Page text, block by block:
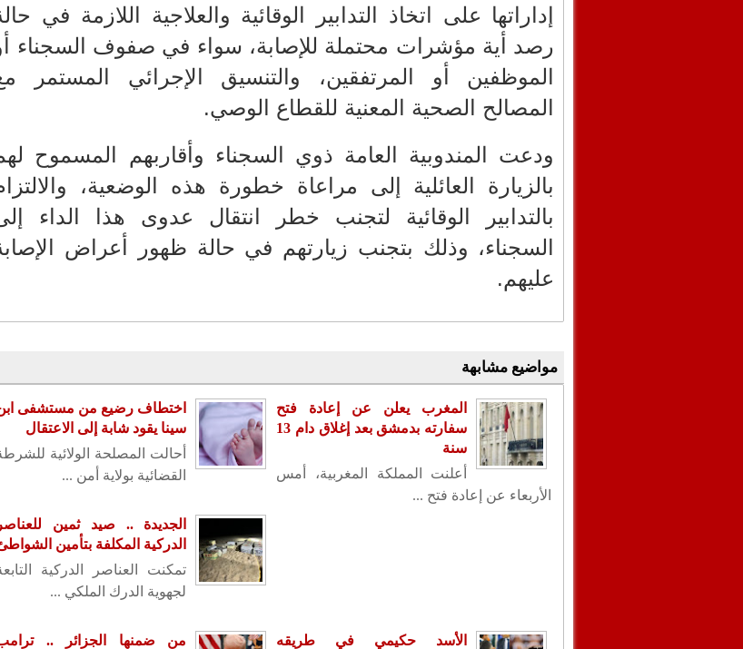
إداراتها على اتخاذ التدابير الوقائية والعلاجية اللازمة في
رصد أية مؤشرات محتملة للإصابة، سواء في صفوف السجناء
الموظفين أو المرتفقين، والتنسيق الإجرائي المستمر
المصالح الصحية المعنية للقطاع الوصي.
ودعت المندوبية العامة ذوي السجناء وأقاربهم المسموح
بالزيارة العائلية إلى مراعاة خطورة هذه الوضعية،
بالتدابير الوقائية لتجنب خطر انتقال عدوى هذا الداء
السجناء، وذلك بتجنب زيارتهم في حالة ظهور أعراض
عليهم.
مواضيع مشابهة
المغرب يعلن عن إعادة فتح
سفارته بدمشق بعد إغلاق دام 13
سنة
أعلنت المملكة المغربية، أمس
الأربعاء عن إعادة فتح ...
اختطاف رضيع من مستشفى
سينا يقود شابة إلى الاعتقال
أحالت المصلحة الولائية
القضائية بولاية أمن ...
الجديدة .. صيد ثمين للعناصر
الدركية المكلفة بتأمين
تمكنت العناصر الدركية
لجهوية الدرك الملكي ...
الأسد حكيمي في طريقه
من ضمنها الجزائر ..